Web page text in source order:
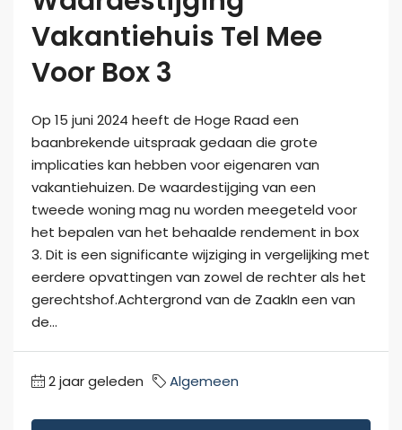
Vakantiehuis Tel Mee
Voor Box 3
Op 15 juni 2024 heeft de Hoge Raad een
baanbrekende uitspraak gedaan die grote
implicaties kan hebben voor eigenaren van
vakantiehuizen. De waardestijging van een
tweede woning mag nu worden meegeteld voor
het bepalen van het behaalde rendement in box
3. Dit is een significante wijziging in vergelijking met
eerdere opvattingen van zowel de rechter als het
gerechtshof.Achtergrond van de ZaakIn een van
de...
2 jaar geleden Algemeen